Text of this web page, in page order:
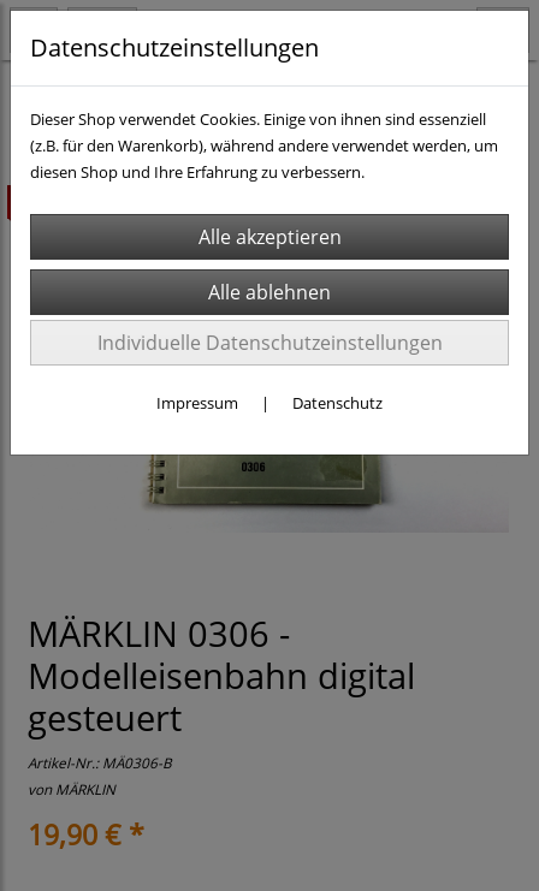
MÄRKLIN 0306 -
Modelleisenbahn digital
gesteuert
Artikel-Nr.:MÄ0306-B
vonMÄRKLIN
19,90 € *
Datenschutzeinstellungen
Dieser Shop verwendet Cookies. Einige von ihnen sind essenziell
(z.B. für den Warenkorb), während andere verwendet werden, um
diesen Shop und Ihre Erfahrung zu verbessern.
Individuelle Datenschutzeinstellungen
Impressum | Datenschutz